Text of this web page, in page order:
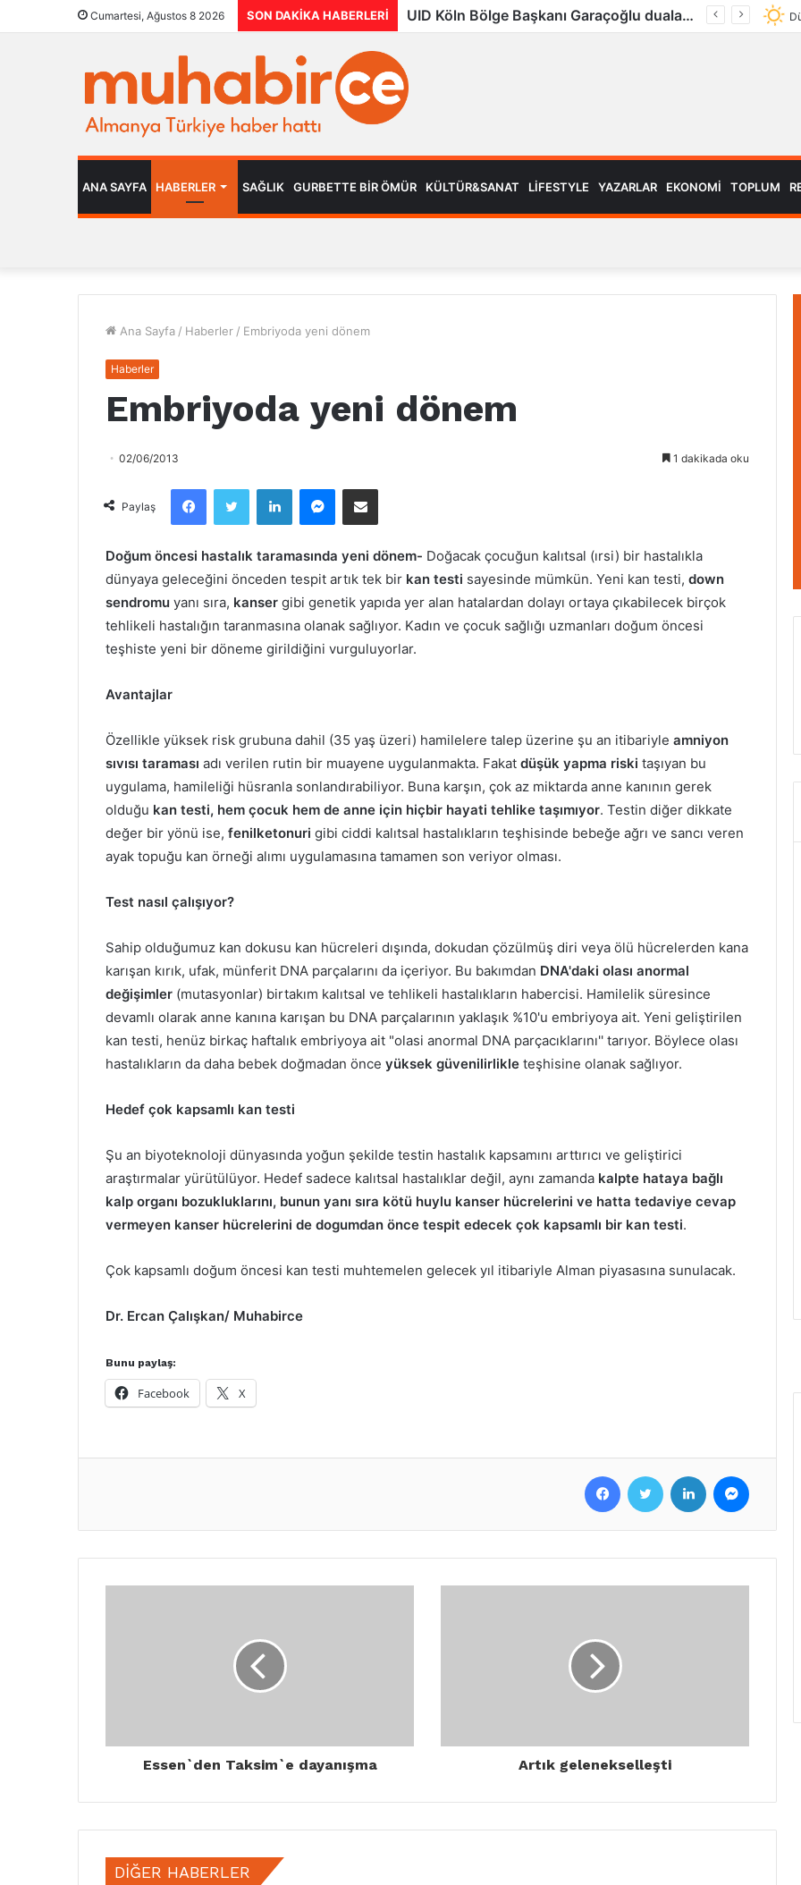
Cumartesi, Ağustos 8 2026 SON DAKIKA HABERLERI UID Köln Bölge Başkanı Garaçoğlu dualarla son yolculuğuna uğurlandı
ANA SAYFA HABERLER SAĞLIK GURBETTE BIR ÖMÜR KÜLTÜR&SANAT LIFESTYLE YAZARLAR EKONOMI TOPLUM
Ana Sayfa / Haberler / Embriyoda yeni dönem
Haberler
Embriyoda yeni dönem
02/06/2013 1 dakikada oku
Paylaş
Doğum öncesi hastalık taramasında yeni dönem- Doğacak çocuğun kalıtsal (ırsi) bir hastalıkla
dünyaya geleceğini önceden tespit artık tek bir kan testi sayesinde mümkün. Yeni kan testi, down
sendromu yanı sıra, kanser gibi genetik yapıda yer alan hatalardan dolayı ortaya çıkabilecek birçok
tehlikeli hastalığın taranmasına olanak sağlıyor. Kadın ve çocuk sağlığı uzmanları doğum öncesi
teşhiste yeni bir döneme girildiğini vurguluyorlar.
Avantajlar
Özellikle yüksek risk grubuna dahil (35 yaş üzeri) hamilelere talep üzerine şu an itibariyle amniyon
sıvısı taraması adı verilen rutin bir muayene uygulanmakta. Fakat düşük yapma riski taşıyan bu
uygulama, hamileliği hüsranla sonlandırabiliyor. Buna karşın, çok az miktarda anne kanının gerek
olduğu kan testi, hem çocuk hem de anne için hiçbir hayati tehlike taşımıyor. Testin diğer dikkate
değer bir yönü ise, fenilketonuri gibi ciddi kalıtsal hastalıkların teşhisinde bebeğe ağrı ve sancı veren
ayak topuğu kan örneği alımı uygulamasına tamamen son veriyor olması.
Test nasıl çalışıyor?
Sahip olduğumuz kan dokusu kan hücreleri dışında, dokudan çözülmüş diri veya ölü hücrelerden kana
karışan kırık, ufak, münferit DNA parçalarını da içeriyor. Bu bakımdan DNA'daki olası anormal
değişimler (mutasyonlar) birtakım kalıtsal ve tehlikeli hastalıkların habercisi. Hamilelik süresince
devamlı olarak anne kanına karışan bu DNA parçalarının yaklaşık %10'u embriyoya ait. Yeni geliştirilen
kan testi, henüz birkaç haftalık embriyoya ait "olasi anormal DNA parçacıklarını'' tarıyor. Böylece olası
hastalıkların da daha bebek doğmadan önce yüksek güvenilirlikle teşhisine olanak sağlıyor.
Hedef çok kapsamlı kan testi
Şu an biyoteknoloji dünyasında yoğun şekilde testin hastalık kapsamını arttırıcı ve geliştirici
araştırmalar yürütülüyor. Hedef sadece kalıtsal hastalıklar değil, aynı zamanda kalpte hataya bağlı
kalp organı bozukluklarını, bunun yanı sıra kötü huylu kanser hücrelerini ve hatta tedaviye cevap
vermeyen kanser hücrelerini de dogumdan önce tespit edecek çok kapsamlı bir kan testi.
Çok kapsamlı doğum öncesi kan testi muhtemelen gelecek yıl itibariyle Alman piyasasına sunulacak.
Dr. Ercan Çalışkan/ Muhabirce
Bunu paylaş:
Facebook X
Essen`den Taksim`e dayanışma Artık gelenekselleşti
DIĞER HABERLER